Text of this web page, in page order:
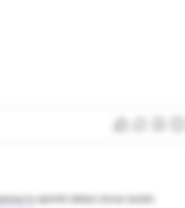
tu opinión debes iniciar sesión